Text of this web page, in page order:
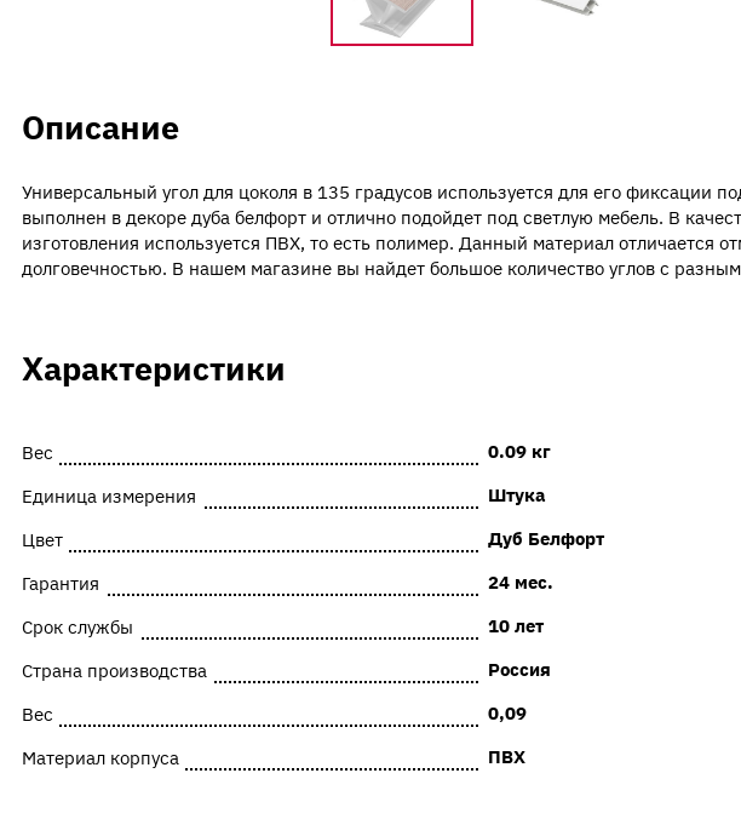
Описание
Универсальный угол для цоколя в 135 градусов используется для его фиксации
выполнен в декоре дуба белфорт и отлично подойдет под светлую мебель. В
изготовления используется ПВХ, то есть полимер. Данный материал отличается
долговечностью. В нашем магазине вы найдет большое количество углов с
Характеристики
Вес
0.09 кг
Единица измерения
Штука
Цвет
Дуб Белфорт
Гарантия
24 мес.
Срок службы
10 лет
Страна производства
Россия
Вес
0,09
Материал корпуса
ПВХ